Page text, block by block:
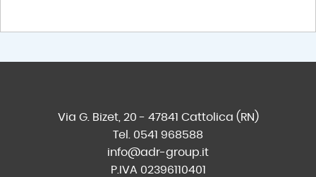
Via G. Bizet, 20 - 47841 Cattolica (RN)
Tel. 0541 968588
info@adr-group.it
P.IVA 02396110401